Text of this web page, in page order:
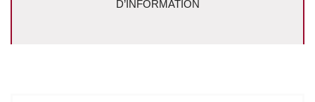
D’INFORMATION